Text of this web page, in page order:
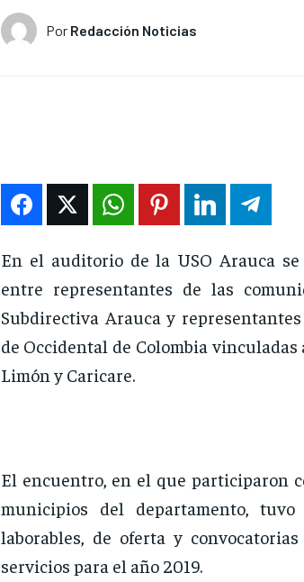
Por Redacción Noticias
En el auditorio de la USO Arauca
entre representantes de las
Subdirectiva Arauca y
de Occidental de Colombia
Limón y Caricare.
El encuentro, en el que participaron
municipios del departamento,
laborables, de oferta y
servicios para el año 2019.